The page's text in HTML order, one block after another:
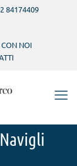
84174409
NOI